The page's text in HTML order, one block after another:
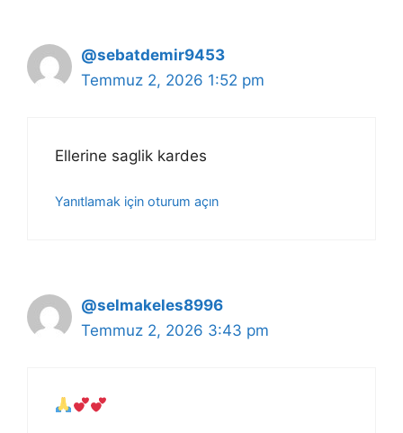
@sebatdemir9453
Temmuz 2, 2026 1:52 pm
Ellerine saglik kardes
Yanıtlamak için oturum açın
@selmakeles8996
Temmuz 2, 2026 3:43 pm